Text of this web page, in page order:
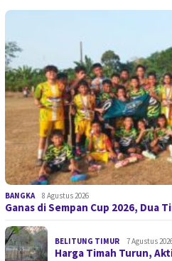
BANGKA 8 Agustus 2026
Ganas di Sempan Cup 2026, Dua
BELITUNG TIMUR 7 Agustus
Harga Timah Turun,